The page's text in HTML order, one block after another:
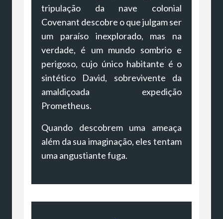
tripulação da nave colonial
Covenant descobre o que julgam ser
um paraíso inexplorado, mas na
verdade, é um mundo sombrio e
perigoso, cujo único habitante é o
sintético David, sobrevivente da
amaldiçoada expedição
Prometheus.
Quando descobrem uma ameaça
além da sua imaginação, eles tentam
uma angustiante fuga.